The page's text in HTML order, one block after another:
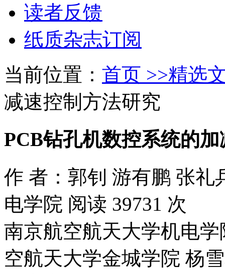
读者反馈
纸质杂志订阅
当前位置： 首页 >>精选
减速控制方法研究
PCB钻孔机数控系统的
作 者：郭钊 游有鹏 张礼
电学院 阅读 39731 次
南京航空航天大学机电
空航天大学金城学院 杨